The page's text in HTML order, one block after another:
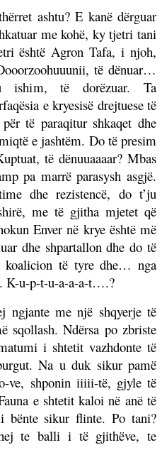
ashtu? E kanë dërguar
me kohë, ky tjetri tani
është Agron Tafa, i njoh,
të dënuar…
ishim, të dorëzuar. Ta
e kryesisë drejtuese të
të paraqitur shkaqet dhe
e jashtëm. Do të presim
të dënuuaaaar? Mbas
pa marrë parasysh asgjë.
dhe rezistencë, do t’ju
me të gjitha mjetet që
Enver në krye është më
dhe shpartallon dhe do të
koalicion të tyre dhe… nga
K-u-p-t-u-a-a-a-t….?
ngjante me një shqyerje të
sqollash. Ndërsa po zbriste
i shtetit vazhdonte të
Na u duk sikur pamë
ve, shponin iiiii-të, gjyle të
e shtetit kaloi në anë të
bënte sikur flinte. Po tani?
te balli i të gjithëve, te